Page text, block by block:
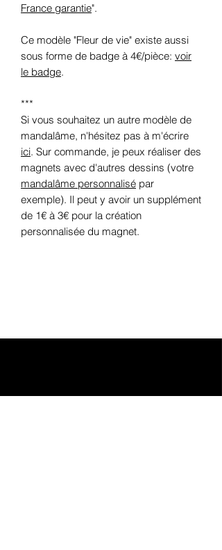
France garantie".
Ce modèle "Fleur de vie" existe aussi
sous forme de badge à 4€/pièce: voir
le badge.
***
Si vous souhaitez un autre modèle de
mandalâme, n'hésitez pas à m'écrire
ici. Sur commande, je peux réaliser des
magnets avec d'autres dessins (votre
mandalâme personnalisé par
exemple). Il peut y avoir un supplément
de 1€ à 3€ pour la création
personnalisée du magnet.